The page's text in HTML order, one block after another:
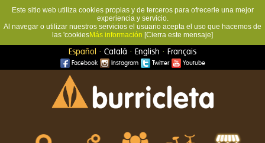
Este sitio web utiliza cookies propias y de terceros para ofrecerle una mejor
experiencia y servicio.
Al navegar o utilizar nuestros servicios el usuario acepta el uso que hacemos de
las 'cookiesMás información [Cierra este mensaje]
Español · Català · English · Français
Facebook Instagram Twitter Youtube